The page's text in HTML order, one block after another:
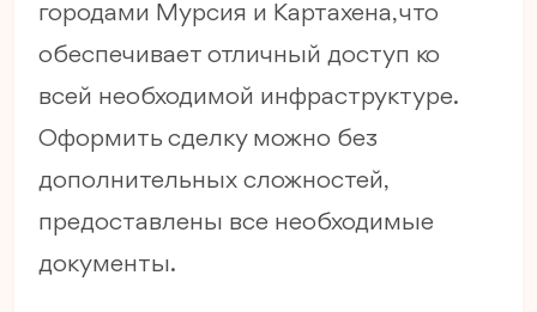
городами Мурсия и Картахена, что
обеспечивает отличный доступ ко
всей необходимой инфраструктуре.
Оформить сделку можно без
дополнительных сложностей,
предоставлены все необходимые
документы.